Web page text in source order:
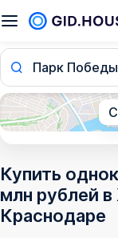
Парк
Купить
млн рублей
Краснодаре